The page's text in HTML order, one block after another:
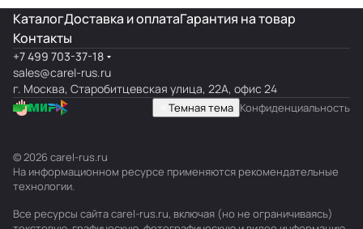
КаталогДоставка и оплатаГарантия на товар
Контакты
+7 499 703-37-18
sales@carel-rus.ru
г. Москва, Старобитцевская улица, 22А, офис 24
Темная тема Конфиденциальность
© 2026 carel-rus.ru
На информационном ресурсе применяются рекомендательные
технологии.
Все ресурсы сайта carel-rus.ru, включая (но не ограничиваясь)